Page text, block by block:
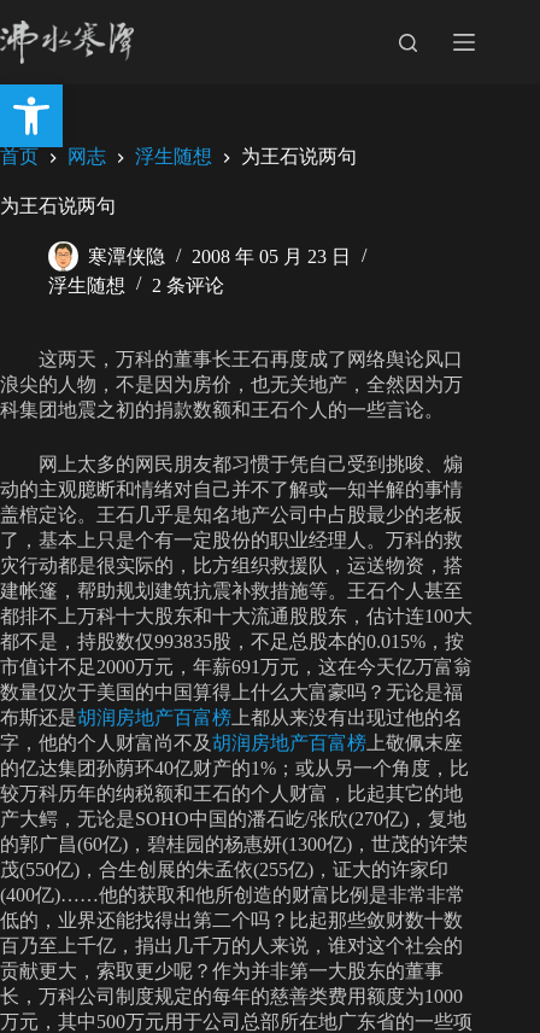
打开工具栏
至
容
首页 网志 浮生随想 为王石说两句
为王石说两句
寒潭侠隐
2008 年 05 月 23 日
浮生随想
2 条评论
这两天，万科的董事长王石再度成了网络舆论风口
浪尖的人物，不是因为房价，也无关地产，全然因为万
科集团地震之初的捐款数额和王石个人的一些言论。
网上太多的网民朋友都习惯于凭自己受到挑唆、煽
动的主观臆断和情绪对自己并不了解或一知半解的事情
盖棺定论。王石几乎是知名地产公司中占股最少的老板
了，基本上只是个有一定股份的职业经理人。万科的救
灾行动都是很实际的，比方组织救援队，运送物资，搭
建帐篷，帮助规划建筑抗震补救措施等。王石个人甚至
都排不上万科十大股东和十大流通股股东，估计连100大
都不是，持股数仅993835股，不足总股本的0.015%，按
市值计不足2000万元，年薪691万元，这在今天亿万富翁
数量仅次于美国的中国算得上什么大富豪吗？无论是福
布斯还是胡润房地产百富榜 上都从来没有出现过他的名
字，他的个人财富尚不及胡润房地产百富榜 上敬佩末座
的亿达集团孙荫环40亿财产的1%；或从另一个角度，比
较万科历年的纳税额和王石的个人财富，比起其它的地
产大鳄，无论是SOHO中国的潘石屹/张欣(270亿)，复地
的郭广昌(60亿)，碧桂园的杨惠妍(1300亿)，世茂的许荣
茂(550亿)，合生创展的朱孟依(255亿)，证大的许家印
(400亿)……他的获取和他所创造的财富比例是非常非常
低的，业界还能找得出第二个吗？比起那些敛财数十数
百乃至上千亿，捐出几千万的人来说，谁对这个社会的
贡献更大，索取更少呢？作为并非第一大股东的董事
长，万科公司制度规定的每年的慈善类费用额度为1000
万元，其中500万元用于公司总部所在地广东省的一些项